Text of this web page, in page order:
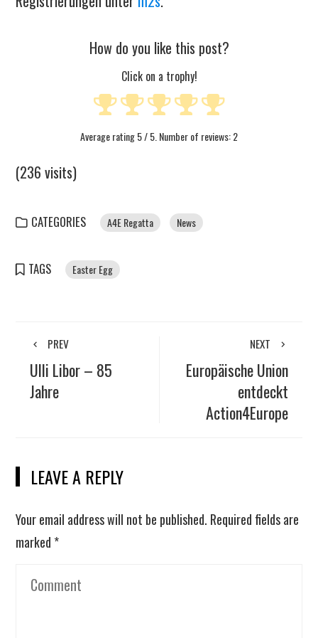
How do you like this post?
Click on a trophy!
Average rating5/ 5. Number of reviews:2
(236 visits)
CATEGORIES A4E Regatta News
TAGS Easter Egg
PREV
Ulli Libor – 85
Jahre
NEXT
Europäische Union
entdeckt
Action4Europe
LEAVE A REPLY
Your email address will not be published. Required fields are
marked *